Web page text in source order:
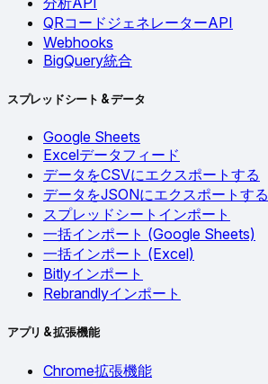
QRコードジェネレーターAPI
Webhooks
BigQuery統合
スプレッドシート & データ
Google Sheets
Excelデータフィード
データをCSVにエクスポートする
データをJSONにエクスポートする
スプレッドシートインポート
一括インポート (Google Sheets)
一括インポート (Excel)
Bitlyインポート
Rebrandlyインポート
アプリ & 拡張機能
Chrome拡張機能